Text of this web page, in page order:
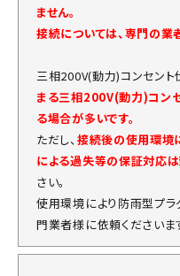
ません。
接続については、専門の業
三相200V(動力)コンセント
まる三相200V(動力)コン
る場合が多いです。
ただし、 接続後の使用環境
による過失等の保証対応
さい。
使用環境により防雨型プラ
門業者様に依頼くださいま